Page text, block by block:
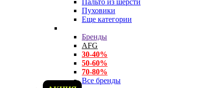
Пальто из шерсти
Пуховики
Еще категории
Бренды
AFG
30-40%
50-60%
70-80%
Все бренды